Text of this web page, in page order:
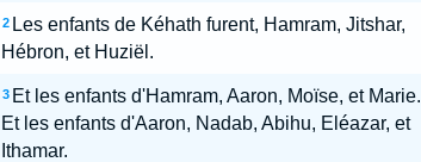
2 Les enfants de Kéhath furent, Hamram, Jitshar,
Hébron, et Huziël.
3 Et les enfants d'Hamram, Aaron, Moïse, et Marie.
Et les enfants d'Aaron, Nadab, Abihu, Eléazar, et
Ithamar.